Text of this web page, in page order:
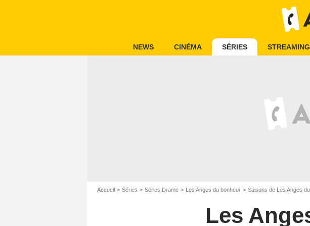
NEWS CINÉMA SÉRIES STREAMING
Accueil Séries Séries Drame Les Anges du bonheur Saisons de Les Anges
Les